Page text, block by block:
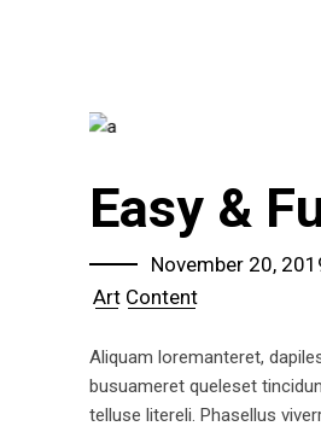
Easy &
November 20,
Art Content
Aliquam loremanteret,
busuameret queleset
telluse litereli. Phasellus